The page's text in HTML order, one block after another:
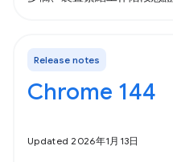
Release notes
Chrome 144
Updated 2026年1月13日